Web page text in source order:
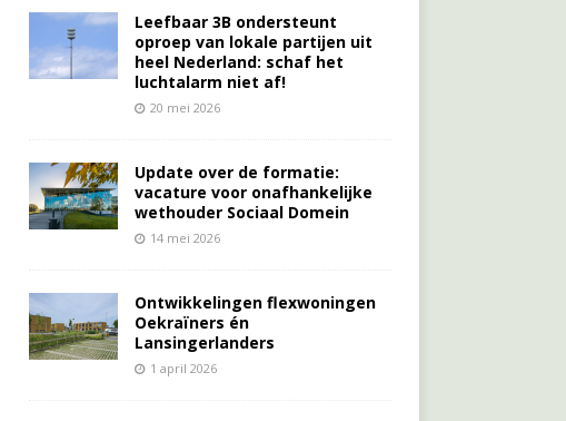
Leefbaar 3B ondersteunt
oproep van lokale partijen uit
heel Nederland: schaf het
luchtalarm niet af!
20 mei 2026
Update over de formatie:
vacature voor onafhankelijke
wethouder Sociaal Domein
14 mei 2026
Ontwikkelingen flexwoningen
Oekraïners én
Lansingerlanders
1 april 2026